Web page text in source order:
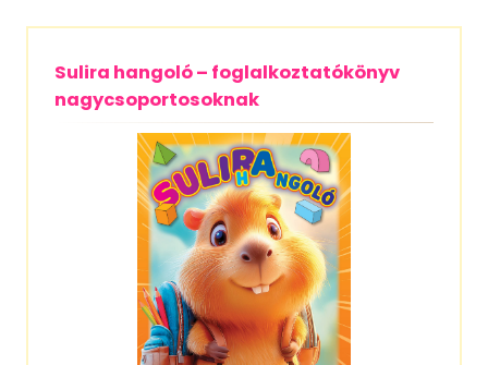
Sulira hangoló – foglalkoztatókönyv
nagycsoportosoknak